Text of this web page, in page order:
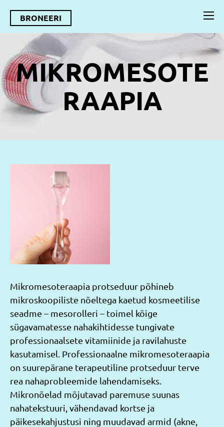
BRONEERI
MIKROMESOTE
RAAPIA
Mikromesoteraapia protseduur põhineb
mikroskoopiliste nõeltega kaetud kosmeetilise
seadme – mesorolleri – toimel kõige
sügavamatesse nahakihtidesse tungivate
professionaalsete vitamiinide ja ravilahuste
kasutamisel. Professionaalne mikromesoteraapia
on suurepärane terapeutiline protseduur terve
rea nahaprobleemide lahendamiseks.
Mikronõelad mõjutavad paremuse suunas
nahatekstuuri, vähendavad kortse ja
päikesekahjustusi ning muudavad armid (akne,